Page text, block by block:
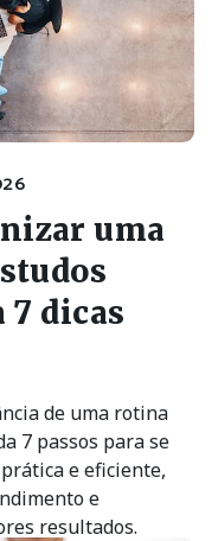
uma
7 dicas
de uma rotina
7 passos para se
e eficiente,
e
resultados.